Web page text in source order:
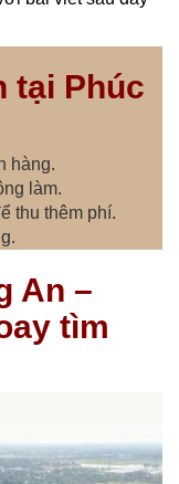
tại Phúc
hàng.
làm.
thu thêm phí.
An –
tìm